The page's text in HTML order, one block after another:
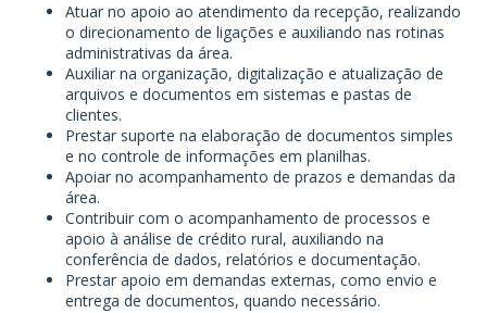
Atuar no apoio ao atendimento da recepção, realizando
o direcionamento de ligações e auxiliando nas rotinas
administrativas da área.
Auxiliar na organização, digitalização e atualização de
arquivos e documentos em sistemas e pastas de
clientes.
Prestar suporte na elaboração de documentos simples
e no controle de informações em planilhas.
Apoiar no acompanhamento de prazos e demandas da
área.
Contribuir com o acompanhamento de processos e
apoio à análise de crédito rural, auxiliando na
conferência de dados, relatórios e documentação.
Prestar apoio em demandas externas, como envio e
entrega de documentos, quando necessário.